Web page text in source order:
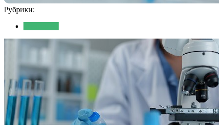
Рубрики: